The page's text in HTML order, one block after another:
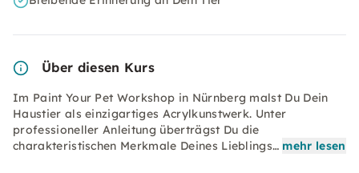
Über diesen Kurs
Im Paint Your Pet Workshop in Nürnberg malst Du Dein
Haustier als einzigartiges Acrylkunstwerk. Unter
professioneller Anleitung überträgst Du die
charakteristischen Merkmale Deines Lieblings… mehr lesen